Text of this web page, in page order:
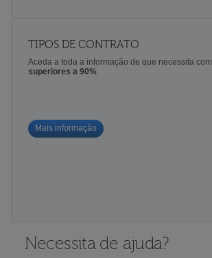
TIPOS DE CONTRATO
Aceda a toda a informação de que necessita com
superiores a 90%
Mais informação
Necessita de ajuda?